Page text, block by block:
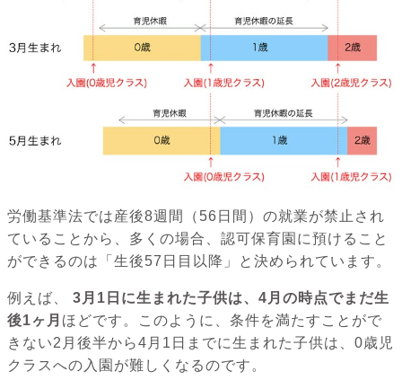
労働基準法では産後8週間（56日間）の就業が禁止され
ていることから、多くの場合、認可保育園に預けること
ができるのは「生後57日目以降」と決められています。
例えば、
3月1日に生まれた子供は、4月の時点でまだ生
後1ヶ月 ほどです。このように、条件を満たすことがで
きない2月後半から4月1日までに生まれた子供は、0歳児
クラスへの入園が難しくなるのです。